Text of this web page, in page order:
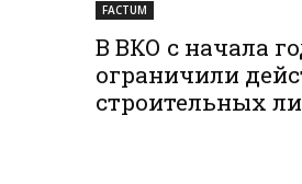
FACTUM
В ВКО с начала
ограничили
строительных